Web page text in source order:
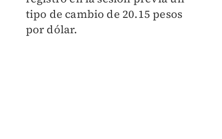
tipo de cambio de 20.15 pesos
por dólar.